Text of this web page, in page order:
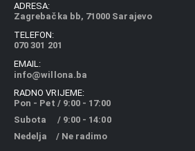
ADRESA:
Zagrebačka bb, 71000 Sarajevo
TELEFON:
070 301 201
EMAIL:
info@willona.ba
RADNO VRIJEME:
Pon - Pet / 9:00 - 17:00
Subota / 9:00 - 14:00
Nedelja / Ne radimo